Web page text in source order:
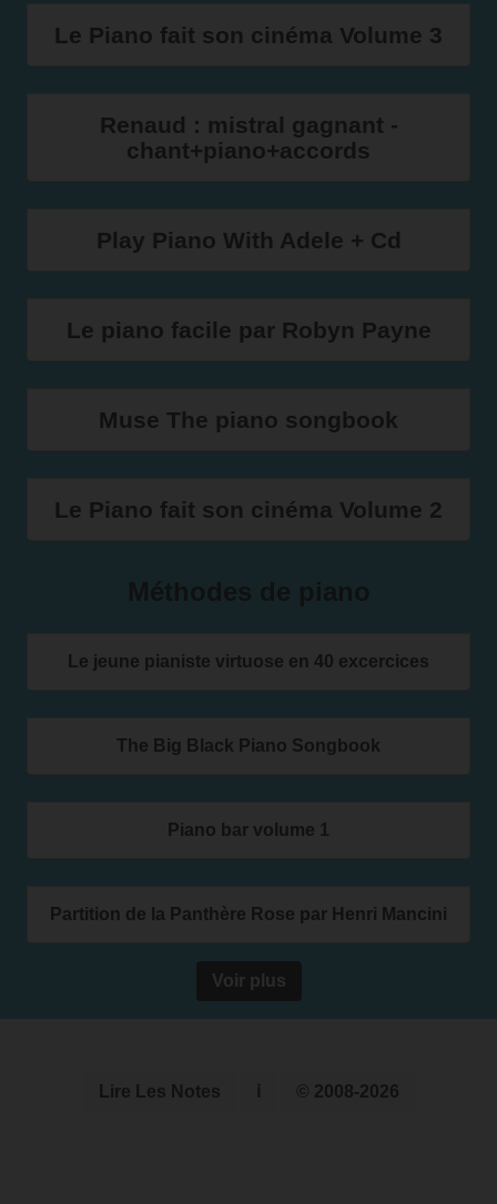
Le Piano fait son cinéma Volume 3
Renaud : mistral gagnant -
chant+piano+accords
Play Piano With Adele + Cd
Le piano facile par Robyn Payne
Muse The piano songbook
Le Piano fait son cinéma Volume 2
Le jeune pianiste virtuose en 40 excercices
The Big Black Piano Songbook
Piano bar volume 1
Partition de la Panthère Rose par Henri Mancini
Voir plus
Lire Les Notes © 2008-2026